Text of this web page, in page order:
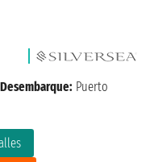
Desembarque: Puerto